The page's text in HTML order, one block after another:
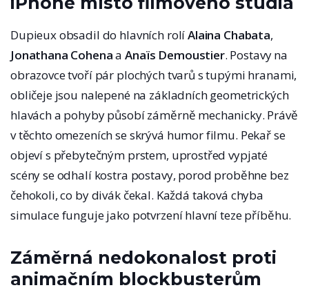
Dupieux obsadil do hlavních rolíAlaina Chabata,
Jonathana CohenaaAnaïs Demoustier. Postavy na
obrazovce tvoří pár plochých tvarů s tupými hranami,
obličeje jsou nalepené na základních geometrických
hlavách a pohyby působí záměrně mechanicky. Právě
v těchto omezeních se skrývá humor filmu. Pekař se
objeví s přebytečným prstem, uprostřed vypjaté
scény se odhalí kostra postavy, porod proběhne bez
čehokoli, co by divák čekal. Každá taková chyba
simulace funguje jako potvrzení hlavní teze příběhu.
Záměrná nedokonalost proti
animačním blockbusterům